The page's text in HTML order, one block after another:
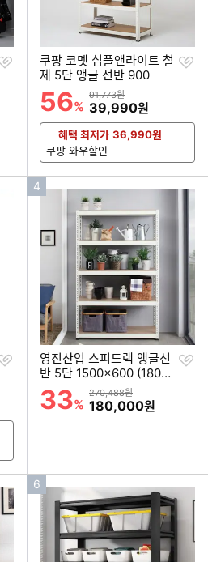
찜
쿠팡 코멧 심플앤라이트 철
제 5단 앵글 선반 900
할인률
56%
상품금액
91,773원
할인금액
39,990원
찜
혜택 최저가 36,990원
쿠팡 와우할인
찜
인
위
4
영진산업 스피드랙 앵글선
반 5단 1500x600 (180c
m(높이))
할인률
33%
상품금액
270,488원
할인금액
180,000원
찜
인
기
순
위
6